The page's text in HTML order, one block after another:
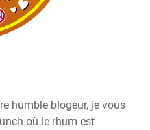
humble blogeur, je vous
où le rhum est